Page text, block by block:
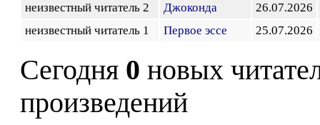
неизвестный читатель 2
Джоконда
26.07.2026
неизвестный читатель 1
Первое эссе 25.07.2026
Сегодня 0 новых
произведений